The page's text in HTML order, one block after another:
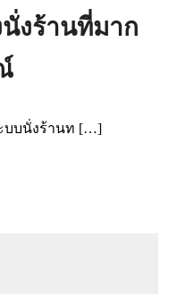
งร้านที่มาก
บบนั่งร้านท […]